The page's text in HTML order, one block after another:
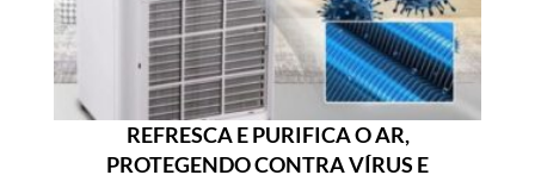
REFRESCA E PURIFICA O AR,
PROTEGENDO CONTRA VÍRUS E